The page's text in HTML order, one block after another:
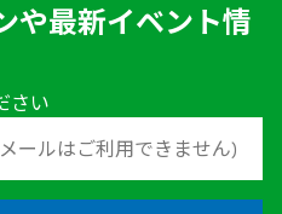
や最新イベント情
さい